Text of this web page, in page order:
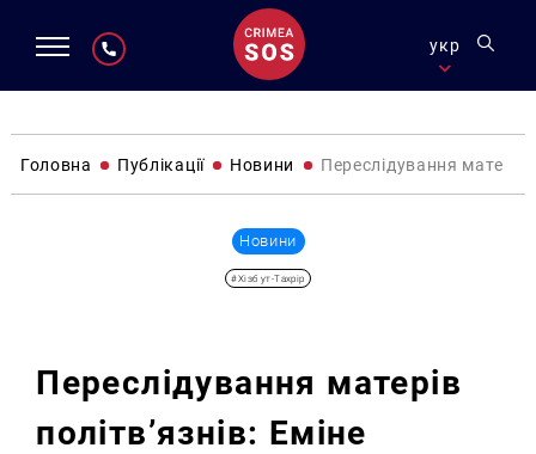
укр
Головна Публікації Новини Переслідування матерів
Новини
#Хізб ут-Тахрір
Переслідування матерів
політв’язнів: Еміне